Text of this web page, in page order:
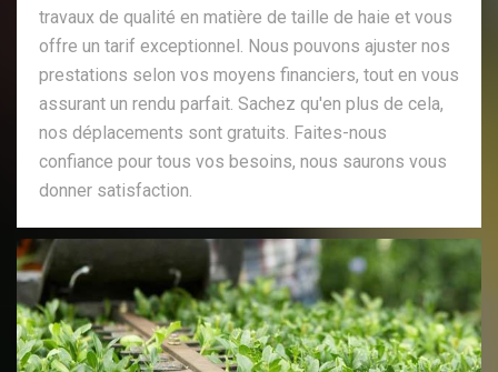
travaux de qualité en matière de taille de haie et vous
offre un tarif exceptionnel. Nous pouvons ajuster nos
prestations selon vos moyens financiers, tout en vous
assurant un rendu parfait. Sachez qu'en plus de cela,
nos déplacements sont gratuits. Faites-nous
confiance pour tous vos besoins, nous saurons vous
donner satisfaction.